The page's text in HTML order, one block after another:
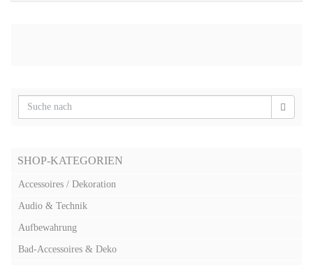
SHOP-KATEGORIEN
Accessoires / Dekoration
Audio & Technik
Aufbewahrung
Bad-Accessoires & Deko